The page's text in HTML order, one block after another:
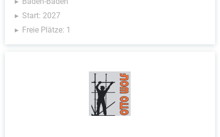
Start: 2027
Freie Plätze: 1